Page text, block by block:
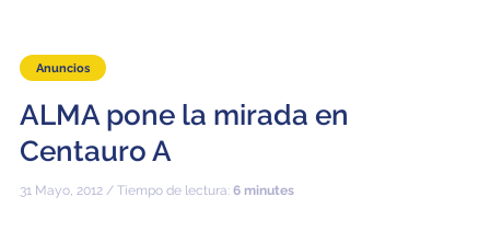
Anuncios
ALMA pone la mirada en
Centauro A
31 Mayo, 2012 / Tiempo de lectura: 6 minutes